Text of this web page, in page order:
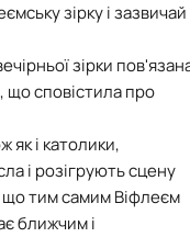
зірку і зазвичай
зірки
що сповістила про
як і католики,
і розігрують сцену
тим самим Віфлеєм
ближчим і